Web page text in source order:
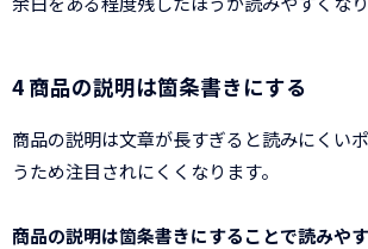
4 商品の説明は箇条書きにする
商品の説明は文章が長すぎると読みにくい
うため注目されにくくなります。
商品の説明は箇条書きにすることで読みや